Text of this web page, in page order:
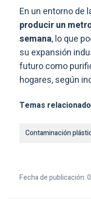
En un entorno de
producir un
semana, lo que
su expansión
futuro como
hogares, según
Temas
Contaminación
Fecha de publicación: